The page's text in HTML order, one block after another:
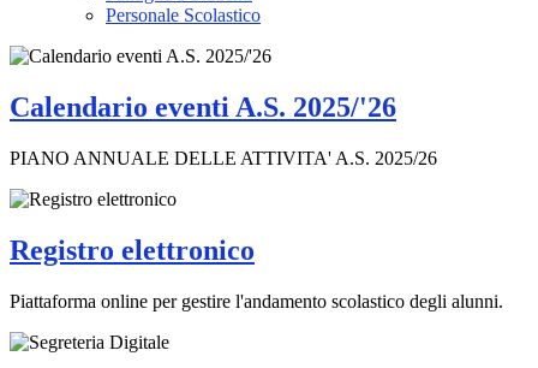
Personale Scolastico
Calendario eventi A.S. 2025/'26
PIANO ANNUALE DELLE ATTIVITA' A.S. 2025/26
Registro elettronico
Piattaforma online per gestire l'andamento scolastico degli alunni.